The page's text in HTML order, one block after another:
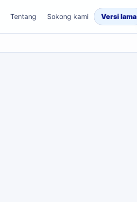
Tentang Sokong kami Versi lama